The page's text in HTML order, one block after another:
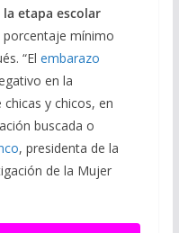
etapa escolar
porcentaje mínimo
“El embarazo
en la
y chicos, en
buscada o
, presidenta de la
de la Mujer